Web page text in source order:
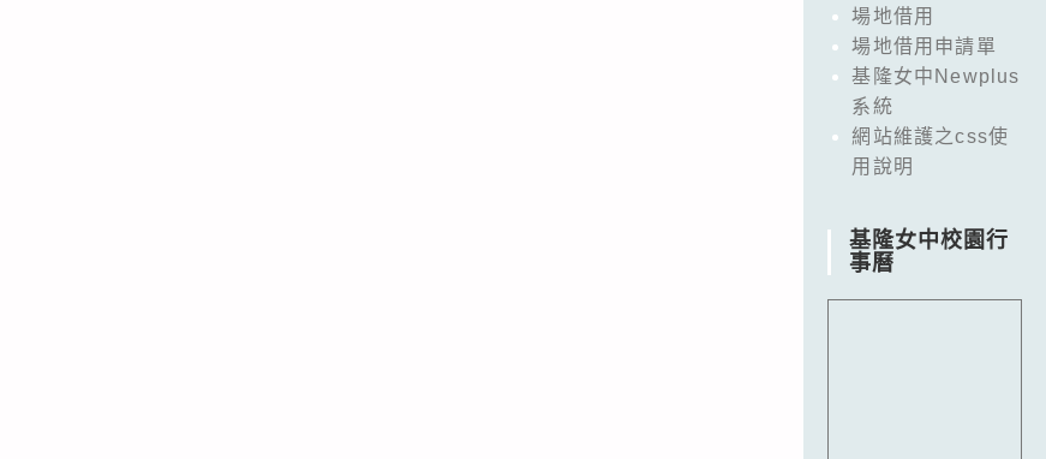
場地借用
場地借用申請單
基隆女中Newplus
系統
網站維護之css使
用說明
基隆女中校園行
事曆